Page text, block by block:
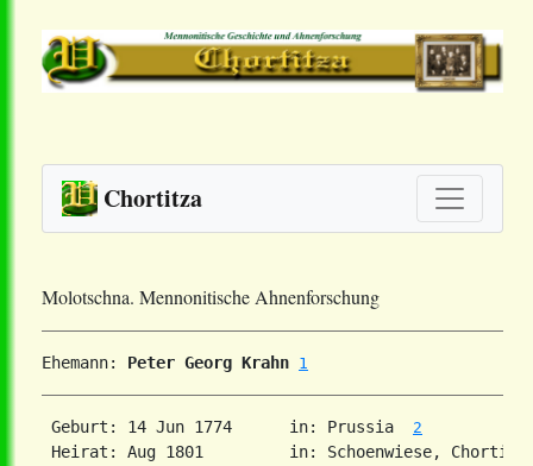
Chortitza
Molotschna. Mennonitische Ahnenforschung
Ehemann: Peter Georg Krahn 1
Geburt: 14 Jun 1774      in: Prussia 2
Heirat: Aug 1801         in: Schoenwiese,